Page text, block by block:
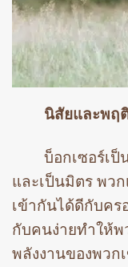
นิสัยและพฤ
บ็อกเซอร์เ
และเป็นมิตร พว
เข้ากันได้ดีกับคร
กับคนง่ายทำให้พ
พลังงานของพวก